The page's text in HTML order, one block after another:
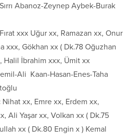
Abanoz-Zeynep Aybek-Burak
xxx Uğur xx, Ramazan xx, Onur
xxx, Gökhan xx ( Dk.78 Oğuzhan
Halil İbrahim xxx, Ümit xx
Ali Kaan-Hasan-Enes-Taha
Nihat xx, Emre xx, Erdem xx,
Ali Yaşar xx, Volkan xx ( Dk.75
xx ( Dk.80 Engin x ) Kemal